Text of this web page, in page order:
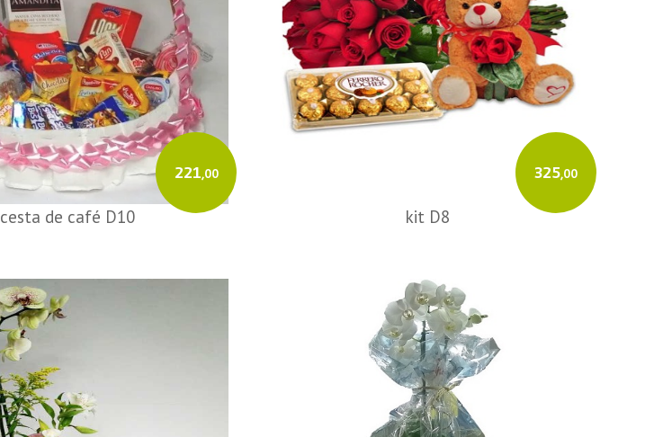
221,00
cesta de café D10
325,00
kit D8